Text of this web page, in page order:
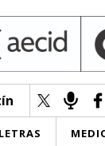
LETRAS